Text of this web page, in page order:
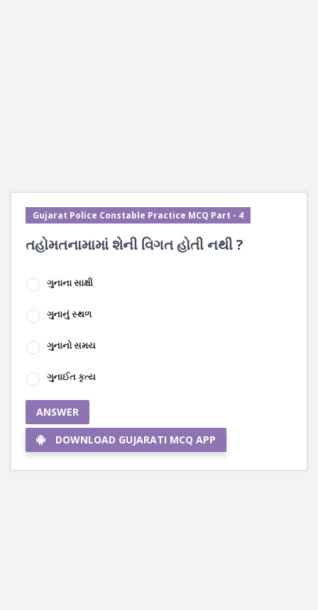
Gujarat Police Constable Practice MCQ Part - 4
તહોમતનામામાં શેની વિગત હોતી નથી ?
ગુનાના સાક્ષી
ગુનાનું સ્થળ
ગુનાનો સમય
ગુનાઈત કૃત્ય
ANSWER
DOWNLOAD GUJARATI MCQ APP